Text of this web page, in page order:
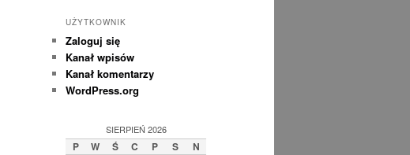
UŻYTKOWNIK
Zaloguj się
Kanał wpisów
Kanał komentarzy
WordPress.org
SIERPIEŃ 2026
P W Ś C P S N